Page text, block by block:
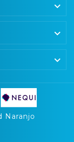



Naranjo